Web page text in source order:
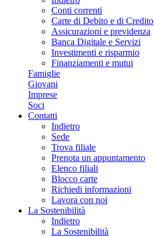
Conti correnti
Carte di Debito e di Credito
Assicurazioni e previdenza
Banca Digitale e Servizi
Investimenti e risparmio
Finanziamenti e mutui
Famiglie
Giovani
Imprese
Soci
Contatti
Indietro
Sede
Trova filiale
Prenota un appuntamento
Elenco filiali
Blocco carte
Richiedi informazioni
Lavora con noi
La Sostenibilità
Indietro
La Sostenibilità